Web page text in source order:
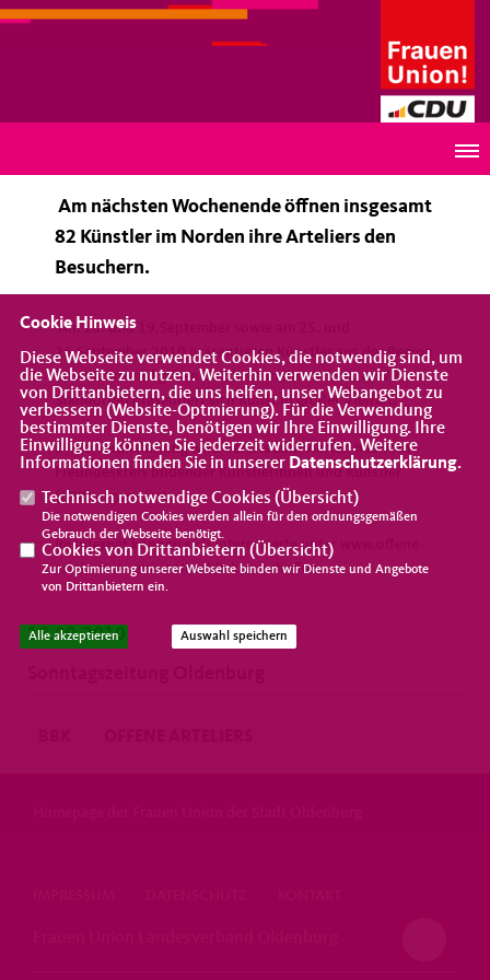
Am nächsten Wochenende öffnen insgesamt
82 Künstler im Norden ihre Arteliers den
Besuchern.
Am 18. und 19.September sowie am 25. und
26.September 2010 präsentieren Künstler aus der Region
ihre Werke und geben Einblicke in ihre Arbeit. An 73
Standorten präsentiert sich Kunst in großer Vielfalt.
Diese Veranstaltung wird bereits zum vierten mal vom
Freundeskreis bildender Künstlerinnen und Künstler
(BBK) organisiert.
Im Internet können sich Interessierte unter www.offene-
arteliers.de einen Überblick verschaffen.
18.09.2010
Cookie Hinweis
Diese Webseite verwendet Cookies, die notwendig sind, um
die Webseite zu nutzen. Weiterhin verwenden wir Dienste
von Drittanbietern, die uns helfen, unser Webangebot zu
verbessern (Website-Optmierung). Für die Verwendung
bestimmter Dienste, benötigen wir Ihre Einwilligung. Ihre
Einwilligung können Sie jederzeit widerrufen. Weitere
Informationen finden Sie in unserer Datenschutzerklärung.
Technisch notwendige Cookies (Übersicht)
Die notwendigen Cookies werden allein für den ordnungsgemäßen
Gebrauch der Webseite benötigt.
Cookies von Drittanbietern (Übersicht)
Zur Optimierung unserer Webseite binden wir Dienste und Angebote
von Drittanbietern ein.
Alle akzeptieren Auswahl speichern